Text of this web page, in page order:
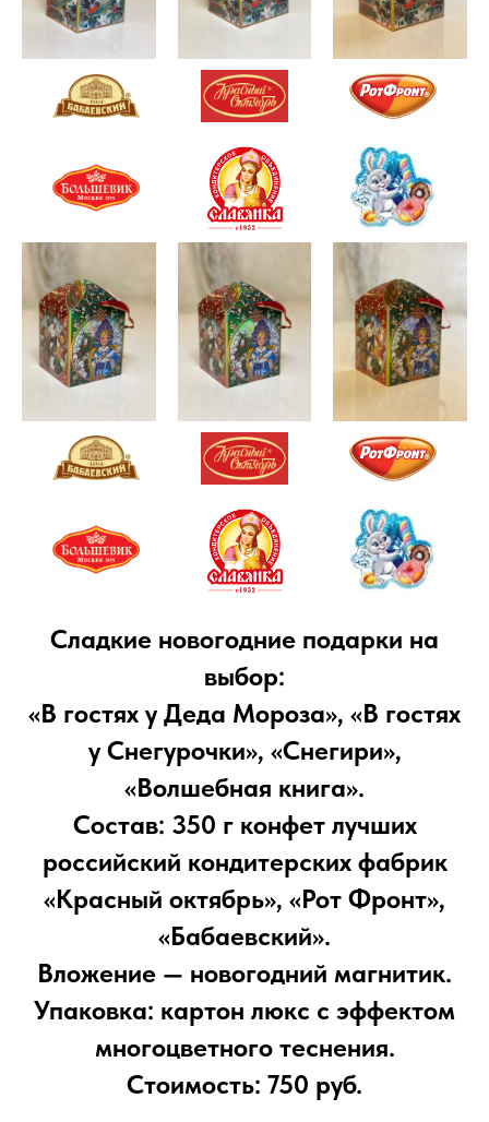
Сладкие новогодние подарки на
выбор:
«В гостях у Деда Мороза», «В гостях
у Снегурочки», «Снегири»,
«Волшебная книга».
Состав: 350 г конфет лучших
российский кондитерских фабрик
«Красный октябрь», «Рот Фронт»,
«Бабаевский».
Вложение — новогодний магнитик.
Упаковка: картон люкс с эффектом
многоцветного теснения.
Стоимость: 750 руб.